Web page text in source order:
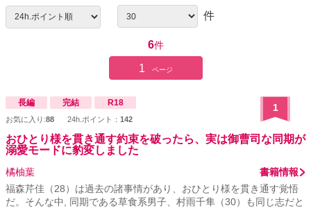
件
6件
1 ページ
長編 完結 R18
お気に入り:88 24h.ポイント： 142
1
おひとり様を貫き通す約束を破ったら、実は御曹司な同期が
溺愛モードに豹変しました
橘柚葉
書籍情報
福森芹佳（28）は過去の諸事情があり、おひとり様を貫き通す覚悟
だ。そんな中, 同期である草食系男子、村雨千隼（30）も同じ志だと